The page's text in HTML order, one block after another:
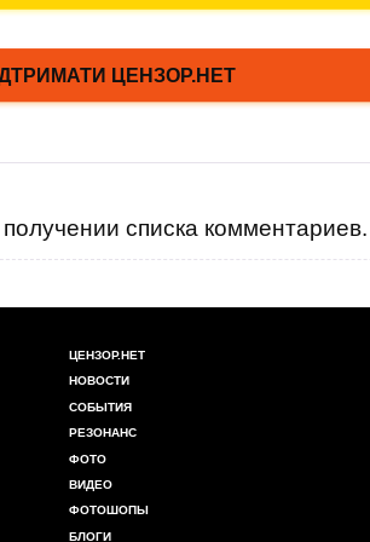
списка комментариев.
ЦЕНЗОР.НЕТ
НОВОСТИ
СОБЫТИЯ
РЕЗОНАНС
ФОТО
ВИДЕО
ФОТОШОПЫ
БЛОГИ